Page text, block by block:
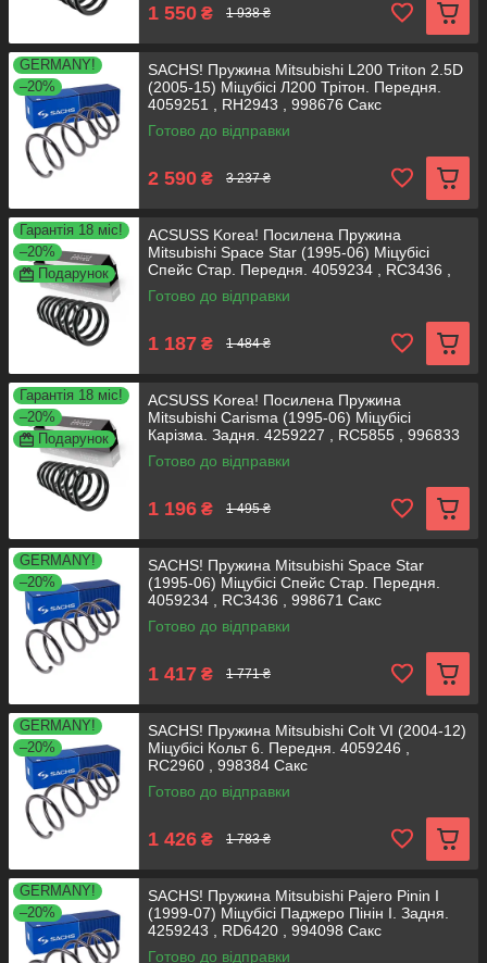
1 550 ₴ 1 938 ₴
GERMANY!
–20%
SACHS! Пружина Mitsubishi L200 Triton 2.5D
(2005-15) Міцубісі Л200 Трітон. Передня.
4059251 , RH2943 , 998676 Сакс
Готово до відправки
2 590 ₴ 3 237 ₴
Гарантія 18 міс!
–20%
Подарунок
ACSUSS Korea! Посилена Пружина
Mitsubishi Space Star (1995-06) Міцубісі
Спейс Стар. Передня. 4059234 , RC3436 ,
998671 Аксусс
Готово до відправки
1 187 ₴ 1 484 ₴
Гарантія 18 міс!
–20%
Подарунок
ACSUSS Korea! Посилена Пружина
Mitsubishi Carisma (1995-06) Міцубісі
Карізма. Задня. 4259227 , RC5855 , 996833
Аксусс Корея
Готово до відправки
1 196 ₴ 1 495 ₴
GERMANY!
–20%
SACHS! Пружина Mitsubishi Space Star
(1995-06) Міцубісі Спейс Стар. Передня.
4059234 , RC3436 , 998671 Сакс
Готово до відправки
1 417 ₴ 1 771 ₴
GERMANY!
–20%
SACHS! Пружина Mitsubishi Colt VI (2004-12)
Міцубісі Кольт 6. Передня. 4059246 ,
RC2960 , 998384 Сакс
Готово до відправки
1 426 ₴ 1 783 ₴
GERMANY!
–20%
SACHS! Пружина Mitsubishi Pajero Pinin I
(1999-07) Міцубісі Паджеро Пінін I. Задня.
4259243 , RD6420 , 994098 Сакс
Готово до відправки